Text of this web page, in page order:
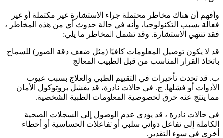
وأفهم أن هناك مخاطر محتملة جراء الاستشارة غير مكتملة أو غير
فعالة بسبب التكنولوجيا، وأنه في حالة حدوث أي من هذه المخاطر ،
فقد تنتهي الاستشارة. وقد تشمل المخاطر ما يلي:
قد لا يكون توصيل المعلومات كافيًا (مثل ضعف دقة الصور) للسماح
باتخاذ القرار المناسب من قبل الطبيب المعالج
ب. قد تحدث تأخيرات في التقييم الطبي والعلاج بسبب عيوب
الأدوات أو فشلها. ج. في حالات نادرة، قد يفشل بروتوكول الأمان
مما ينتج عنه خرق لخصوصية المعلومات الطبية الشخصية.
في حالات نادرة ، قد يؤدي عدم الوصول إلى السجلات الصحية
الكاملة إلى تفاعل دوائي سلبي أو تفاعلات الحساسية أو أخطاء
أخرى في سوء التقدير.